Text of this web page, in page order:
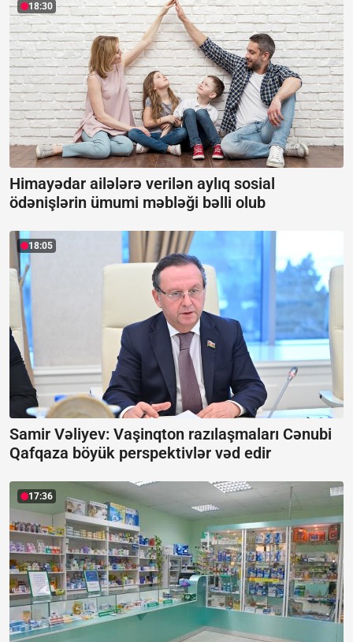
18:30
Himayədar ailələrə verilən aylıq sosial
ödənişlərin ümumi məbləği bəlli olub
18:05
Samir Vəliyev: Vaşinqton razılaşmaları Cənubi
Qafqaza böyük perspektivlər vəd edir
17:36